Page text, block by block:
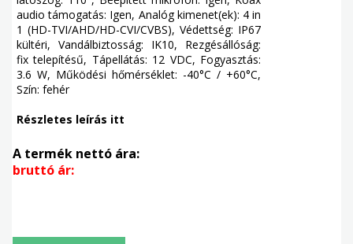
audio támogatás: Igen, Analóg kimenet(ek): 4 in
1 (HD-TVI/AHD/HD-CVI/CVBS), Védettség: IP67
kültéri, Vandálbiztosság: IK10, Rezgésállóság:
fix telepítésű, Tápellátás: 12 VDC, Fogyasztás:
3.6 W, Működési hőmérséklet: -40°C / +60°C,
Szín: fehér
Részletes leírás itt
A termék nettó ára:
bruttó ár: